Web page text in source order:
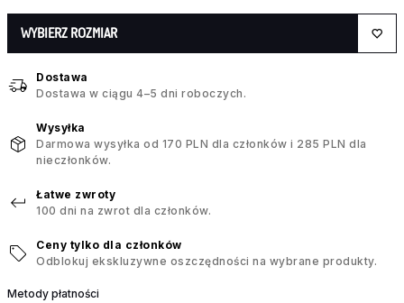
WYBIERZ ROZMIAR
Dostawa
Dostawa w ciągu 4–5 dni roboczych.
Wysyłka
Darmowa wysyłka od 170 PLN dla członków i 285 PLN dla
nieczłonków.
Łatwe zwroty
100 dni na zwrot dla członków.
Ceny tylko dla członków
Odblokuj ekskluzywne oszczędności na wybrane produkty.
Metody płatności